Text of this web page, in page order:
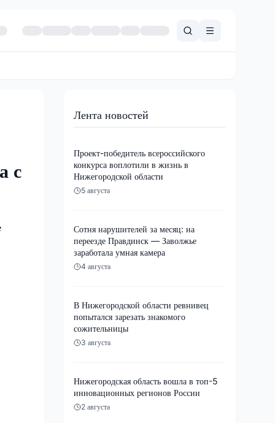
с
Лента новостей
Проект-победитель всероссийского
конкурса воплотили в жизнь в
Нижегородской области
5 августа
Сотня нарушителей за месяц: на
переезде Правдинск — Заволжье
заработала умная камера
4 августа
В Нижегородской области ревнивец
попытался зарезать знакомого
сожительницы
3 августа
Нижегородская область вошла в топ-5
инновационных регионов России
2 августа